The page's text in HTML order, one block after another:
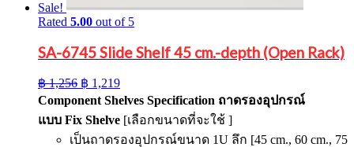
Sale!
Rated 5.00 out of 5
SA-6745 Slide Shelf 45 cm.-depth (Open Rack)
฿1,256 Original
price
฿ 1,256.
฿ 1,219Current
price
฿ 1,219.
Component Shelves Specification ถาดรองอุปกรณ์
แบบ Fix Shelve [เลือกขนาดที่จะใช้ ]
เป็นถาดรองอุปกรณ์ขนาด 1U ลึก [45 cm., 60 cm., 75